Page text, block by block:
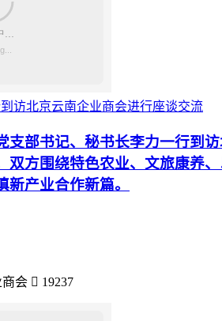
访北京云南企业商会进行座谈交流
支部书记、秘书长李力一行到
双方围绕特色农业、文旅康养
产业合作新篇。
会  19237